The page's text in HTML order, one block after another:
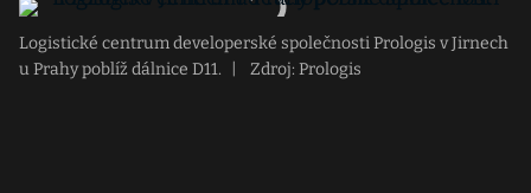
Logistické centrum developerské společnosti Prologis v Jirnech
u Prahy poblíž dálnice D11.
Zdroj: Prologis